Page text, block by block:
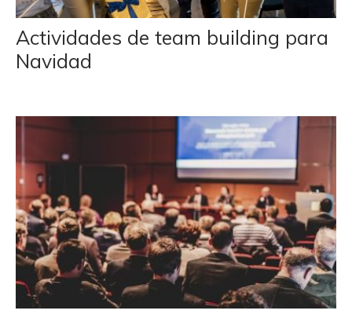
Actividades de team building para
Navidad